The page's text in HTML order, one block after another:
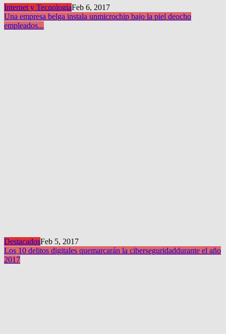
Internet y TecnologiaFeb 6, 2017
Una empresa belga instala unmicrochip bajo la piel deocho
empleados...
DestacadosFeb 5, 2017
Los 10 delitos digitales quemarcarán la ciberseguridaddurante el año
2017